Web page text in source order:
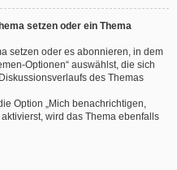
setzen oder ein Thema
setzen oder es abonnieren, in dem
Optionen“ auswählst, die sich
des Themas
Option „Mich benachrichtigen,
wird das Thema ebenfalls